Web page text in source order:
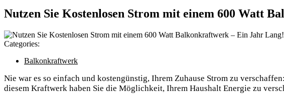
Nutzen Sie Kostenlosen Strom mit einem 600 Watt
Categories:
Balkonkraftwerk
Nie war es so einfach und kostengünstig, Ihrem Zuhause Strom zu
diesem Kraftwerk haben Sie die Möglichkeit, Ihrem Haushalt Energie zu